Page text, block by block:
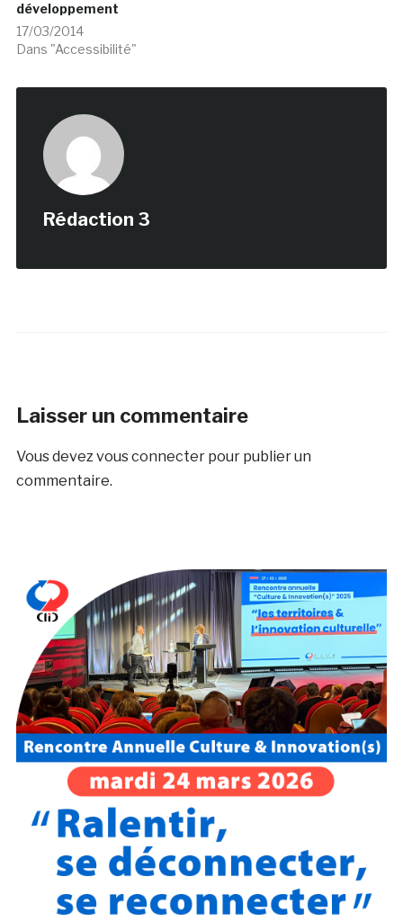
développement
17/03/2014
Dans "Accessibilité"
Rédaction 3
Laisser un commentaire
Vous devezvous connecterpour publier un
commentaire.